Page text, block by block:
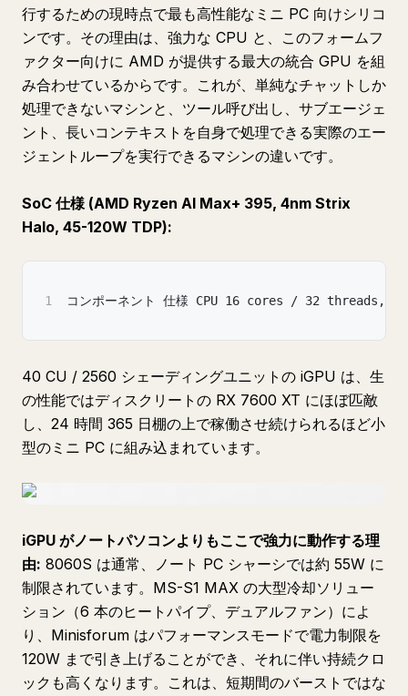
行するための現時点で最も高性能なミニ PC 向けシリコ
ンです。その理由は、強力な CPU と、このフォームフ
ァクター向けに AMD が提供する最大の統合 GPU を組
み合わせているからです。これが、単純なチャットしか
処理できないマシンと、ツール呼び出し、サブエージェ
ント、長いコンテキストを自身で処理できる実際のエー
ジェントループを実行できるマシンの違いです。
SoC 仕様 (AMD Ryzen AI Max+ 395, 4nm Strix
Halo, 45-120W TDP):
1 コンポーネント 仕様 CPU 16 cores / 32 threads,
40 CU / 2560 シェーディングユニットの iGPU は、生
の性能ではディスクリートの RX 7600 XT にほぼ匹敵
し、24 時間 365 日棚の上で稼働させ続けられるほど小
型のミニ PC に組み込まれています。
iGPU がノートパソコンよりもここで強力に動作する理
由: 8060S は通常、ノート PC シャーシでは約 55W に
制限されています。MS-S1 MAX の大型冷却ソリュー
ション（6 本のヒートパイプ、デュアルファン）によ
り、Minisforum はパフォーマンスモードで電力制限を
120W まで引き上げることができ、それに伴い持続クロ
ックも高くなります。これは、短期間のバーストではな